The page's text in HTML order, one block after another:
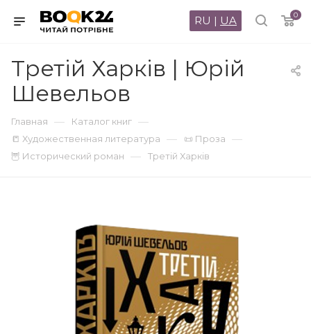
0
RU | UA
Третій Харків | Юрій
Шевельов
Главная — Каталог книг —
📒 Художественная литература — 📜 Проза —
🦉 Исторический роман — Третій Харків